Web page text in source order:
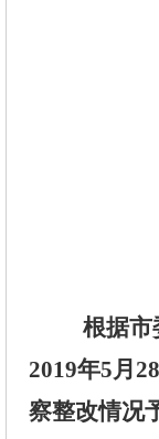
根据市
2019年5月 28
察整改情况